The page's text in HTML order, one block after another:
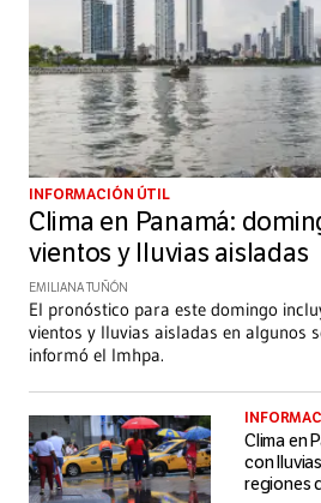
INFORMACIÓN ÚTIL
Clima en Panamá:
vientos y lluvias aisladas
EMILIANA TUÑÓN
El pronóstico para este domingo
vientos y lluvias aisladas en algunos
informó el Imhpa.
Clima en
con
regiones